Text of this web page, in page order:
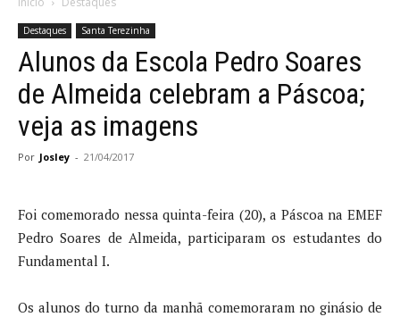
Destaques Santa Terezinha
Alunos da Escola Pedro Soares
de Almeida celebram a Páscoa;
veja as imagens
Por Josley - 21/04/2017
Foi comemorado nessa quinta-feira (20), a Páscoa na EMEF
Pedro Soares de Almeida, participaram os estudantes do
Fundamental I.
Os alunos do turno da manhã comemoraram no ginásio de